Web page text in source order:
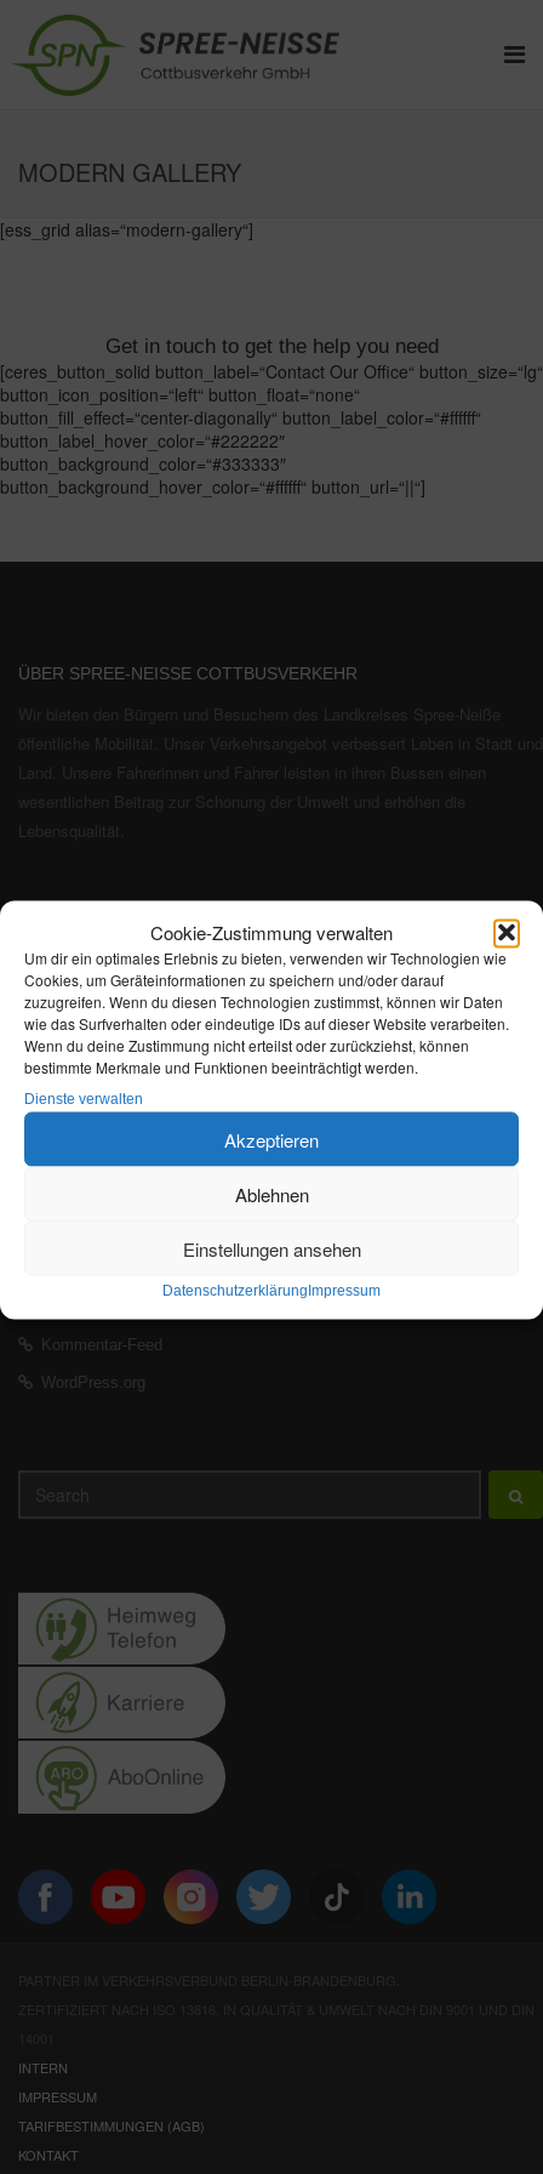
Cookie-Zustimmung verwalten
Um dir ein optimales Erlebnis zu bieten, verwenden wir Technologien wie
Cookies, um Geräteinformationen zu speichern und/oder darauf
zuzugreifen. Wenn du diesen Technologien zustimmst, können wir Daten
wie das Surfverhalten oder eindeutige IDs auf dieser Website verarbeiten.
Wenn du deine Zustimmung nicht erteilst oder zurückziehst, können
bestimmte Merkmale und Funktionen beeinträchtigt werden.
Dienste verwalten
Akzeptieren
Ablehnen
Einstellungen ansehen
DatenschutzerklärungImpressum
MODERN GALLERY
[ess_grid alias=“modern-gallery“]
Get in touch to get the help you need
[ceres_button_solid button_label=“Contact Our Office“ button_size=“lg“
button_icon_position=“left“ button_float=“none“
button_fill_effect=“center-diagonally“ button_label_color=“#ffffff“
button_label_hover_color=“#222222″
button_background_color=“#333333″
button_background_hover_color=“#ffffff“ button_url=“||“]
ÜBER SPREE-NEISSE COTTBUSVERKEHR
Verkehrseinschränkungen und Umleitungen in Spremberg aufgrund des
Heimatfestes
Geänderter Fahrtverlauf aufgrund von Bauarbeiten auf der B168
Einschränkungen auf der Buslinie 880 bei Bagenz
Kommentar-Feed
WordPress.org
INTERN
IMPRESSUM
TARIFBESTIMMUNGEN (AGB)
KONTAKT